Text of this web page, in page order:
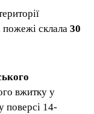
склала 30
вжитку у
поверсі 14-